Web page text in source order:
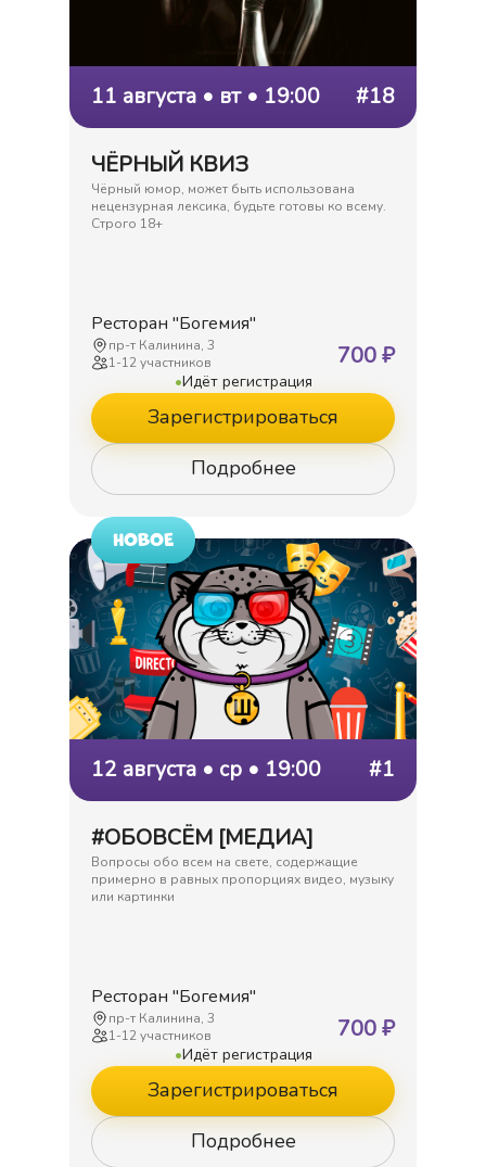
11 августа • вт • 19:00 #18
ЧЁРНЫЙ КВИЗ
Чёрный юмор, может быть использована
нецензурная лексика, будьте готовы ко всему.
Строго 18+
Ресторан "Богемия"
пр-т Калинина, 3
1-12участников 700₽
•Идёт регистрация
Зарегистрироваться
Подробнее
НОВОЕ
12 августа • ср • 19:00 #1
#ОБОВСЁМ [МЕДИА]
Вопросы обо всем на свете, содержащие
примерно в равных пропорциях видео, музыку
или картинки
Ресторан "Богемия"
пр-т Калинина, 3
1-12участников 700₽
•Идёт регистрация
Зарегистрироваться
Подробнее